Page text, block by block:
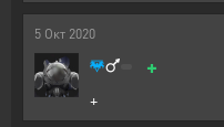
5 Окт 2020
+
+